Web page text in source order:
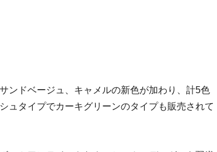
ンドベージュ、キャメルの新色が加わり、計5色
ュタイプでカーキグリーンのタイプも販売されて